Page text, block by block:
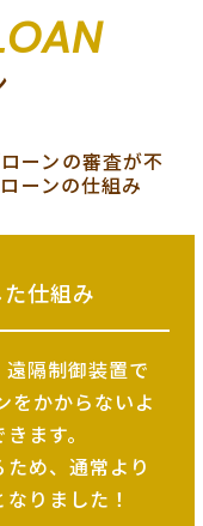
ーンの審査が不
ーンの仕組み
仕組み
隔制御装置で
をかからないよ
ます。
め、 通常より
りました！